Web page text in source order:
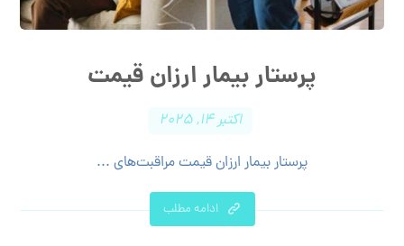
پرستار بیمار ارزان قیمت
اکتبر ۱۴, ۲۰۲۵
پرستار بیمار ارزان قیمت مراقبت‌های ...
ادامه مطلب